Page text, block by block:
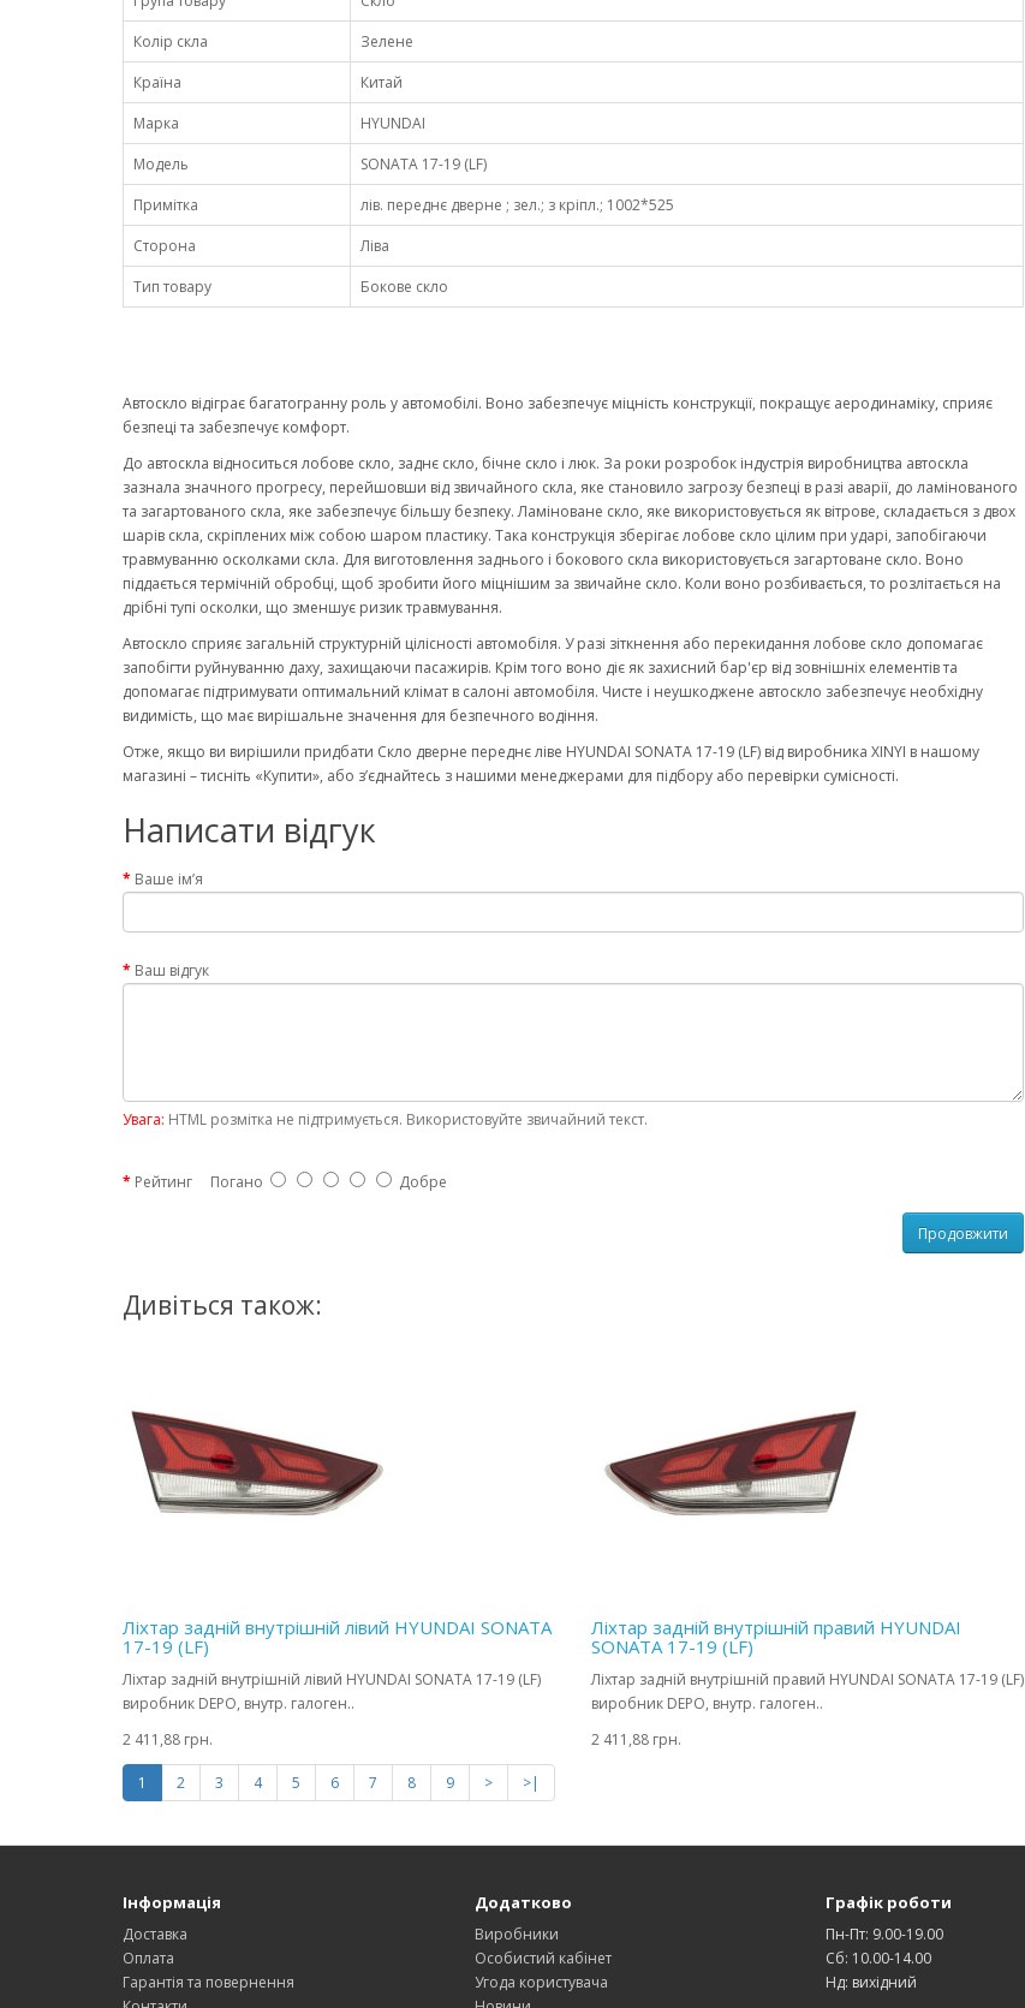
Колір скла
Зелене
Країна
Китай
Марка
HYUNDAI
Модель
SONATA 17-19 (LF)
Примітка
лів. переднє дверне ; зел.; з кріпл.; 1002*525
Сторона
Ліва
Тип товару
Бокове скло
Автоскло відіграє багатогранну роль у автомобілі. Воно забезпечує міцність конструкції, покращує аеродинаміку, сприяє
безпеці та забезпечує комфорт.
До автоскла відноситься лобове скло, заднє скло, бічне скло і люк. За роки розробок індустрія виробництва автоскла
зазнала значного прогресу, перейшовши від звичайного скла, яке становило загрозу безпеці в разі аварії, до ламінованого
та загартованого скла, яке забезпечує більшу безпеку. Ламіноване скло, яке використовується як вітрове, складається з двох
шарів скла, скріплених між собою шаром пластику. Така конструкція зберігає лобове скло цілим при ударі, запобігаючи
травмуванню осколками скла. Для виготовлення заднього і бокового скла використовується загартоване скло. Воно
піддається термічній обробці, щоб зробити його міцнішим за звичайне скло. Коли воно розбивається, то розлітається на
дрібні тупі осколки, що зменшує ризик травмування.
Автоскло сприяє загальній структурній цілісності автомобіля. У разі зіткнення або перекидання лобове скло допомагає
запобігти руйнуванню даху, захищаючи пасажирів. Крім того воно діє як захисний бар'єр від зовнішніх елементів та
допомагає підтримувати оптимальний клімат в салоні автомобіля. Чисте і неушкоджене автоскло забезпечує необхідну
видимість, що має вирішальне значення для безпечного водіння.
Отже, якщо ви вирішили придбати Скло дверне переднє ліве HYUNDAI SONATA 17-19 (LF) від виробника XINYI в нашому
магазині – тисніть «Купити», або з’єднайтесь з нашими менеджерами для підбору або перевірки сумісності.
Написати відгук
Ваше ім’я
Ваш відгук
Увага: HTML розмітка не підтримується. Використовуйте звичайний текст.
Рейтинг Погано Добре
Продовжити
Дивіться також:
Ліхтар задній внутрішній лівий HYUNDAI SONATA
17-19 (LF)
Ліхтар задній внутрішній лівий HYUNDAI SONATA 17-19 (LF)
виробник DEPO, внутр. галоген..
2 411,88 грн.
Ліхтар задній внутрішній правий HYUNDAI
SONATA 17-19 (LF)
Ліхтар задній внутрішній правий HYUNDAI SONATA 17-19 (LF)
виробник DEPO, внутр. галоген..
2 411,88 грн.
1 2 3 4 5 6 7 8 9 > >|
Інформація
Доставка
Оплата
Гарантія та повернення
Додатково
Виробники
Особистий кабінет
Угода користувача
Графік роботи
Пн-Пт: 9.00-19.00
Сб: 10.00-14.00
Нд: вихідний